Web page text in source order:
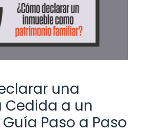
una
Cedida a un
Paso a Paso